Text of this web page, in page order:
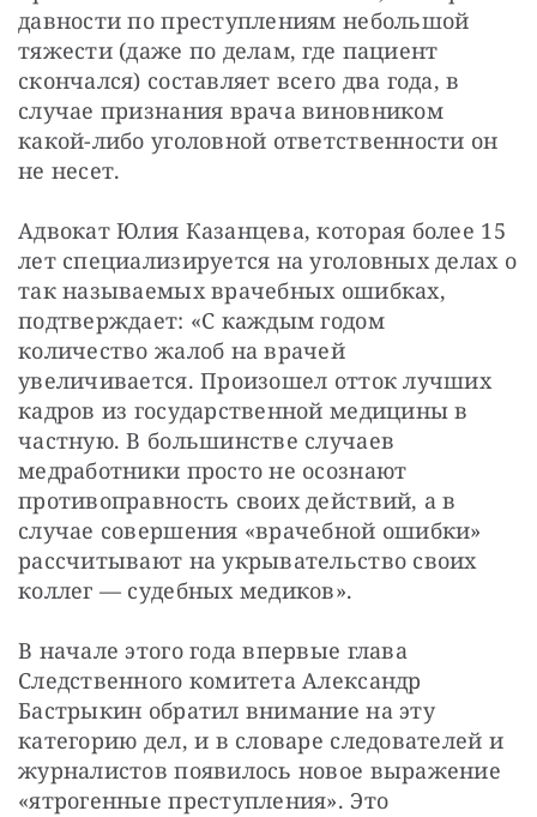
давности по преступлениям небольшой
тяжести (даже по делам, где пациент
скончался) составляет всего два года, в
случае признания врача виновником
какой-либо уголовной ответственности он
не несет.
Адвокат Юлия Казанцева, которая более 15
лет специализируется на уголовных делах о
так называемых врачебных ошибках,
подтверждает: «С каждым годом
количество жалоб на врачей
увеличивается. Произошел отток лучших
кадров из государственной медицины в
частную. В большинстве случаев
медработники просто не осознают
противоправность своих действий, а в
случае совершения «врачебной ошибки»
рассчитывают на укрывательство своих
коллег — судебных медиков».
В начале этого года впервые глава
Следственного комитета Александр
Бастрыкин обратил внимание на эту
категорию дел, и в словаре следователей и
журналистов появилось новое выражение
«ятрогенные преступления». Это